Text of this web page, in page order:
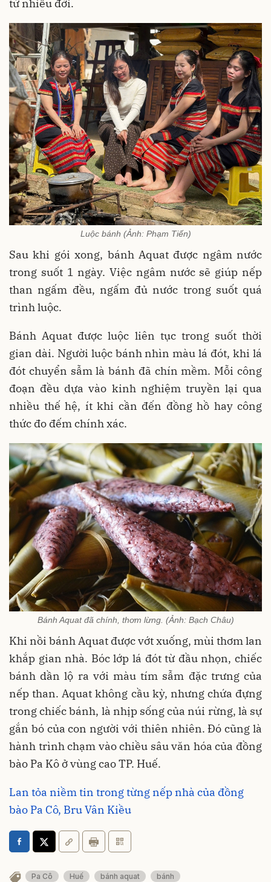
từ nhiều đời.
Luộc bánh (Ảnh: Phạm Tiến)
Sau khi gói xong, bánh Aquat được ngâm nước
trong suốt 1 ngày. Việc ngâm nước sẽ giúp nếp
than ngấm đều, ngấm đủ nước trong suốt quá
trình luộc.
Bánh Aquat được luộc liên tục trong suốt thời
gian dài. Người luộc bánh nhìn màu lá đót, khi lá
đót chuyển sẫm là bánh đã chín mềm. Mỗi công
đoạn đều dựa vào kinh nghiệm truyền lại qua
nhiều thế hệ, ít khi cần đến đồng hồ hay công
thức đo đếm chính xác.
Bánh Aquat đã chính, thơm lừng. (Ảnh: Bạch Châu)
Khi nồi bánh Aquat được vớt xuống, mùi thơm lan
khắp gian nhà. Bóc lớp lá đót từ đầu nhọn, chiếc
bánh dần lộ ra với màu tím sẫm đặc trưng của
nếp than. Aquat không cầu kỳ, nhưng chứa đựng
trong chiếc bánh, là nhịp sống của núi rừng, là sự
gắn bó của con người với thiên nhiên. Đó cũng là
hành trình chạm vào chiều sâu văn hóa của đồng
bào Pa Kô ở vùng cao TP. Huế.
Lan tỏa niềm tin trong từng nếp nhà của đồng
bào Pa Cô, Bru Vân Kiều
Pa Cô Huế bánh aquat bánh